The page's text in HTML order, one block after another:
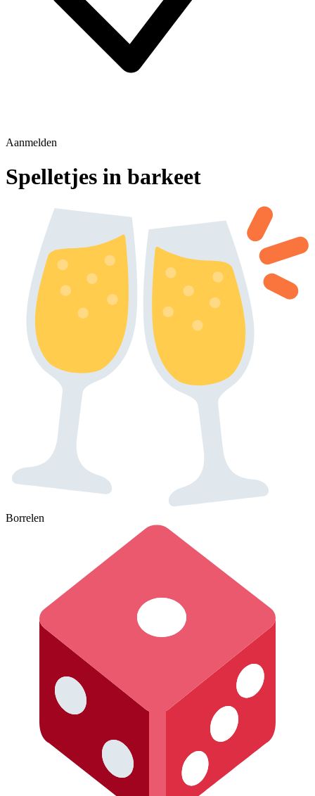
Aanmelden
Spelletjes in barkeet
Borrelen